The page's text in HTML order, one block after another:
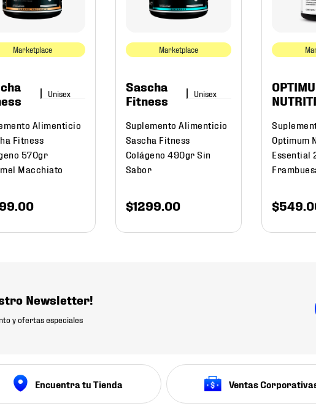
Marketplace
Alimenticio
Fitness
570gr
Macchiato
.00
Marketplace
Sascha
Fitness
Suplemento Alimenticio
Sascha Fitness
Colágeno 490gr Sin
Sabor
$1299.00
Optimum
Essential
$549.
Newsletter!
y ofertas especiales
Encuentra tu Tienda Ventas